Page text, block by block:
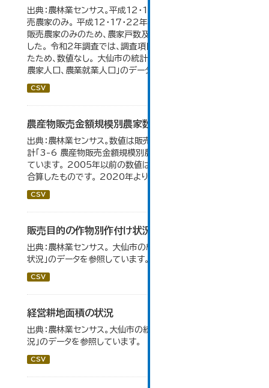
出典：農林業センサス。平成12・17・22・27年数値は、販
売農家のみ。 平成12・17・22年の農業就業人口データが
販売農家のみのため、農家戸数及び人口も販売農家のみと
した。 令和2年調査では、調査項目・集計体系が変更となっ
たため、数値なし。 大仙市の統計「3-2 地域別農家戸数、
農家人口、農業就業人口」のデータを参照しています。
CSV
農産物販売金額規模別農家数
出典：農林業センサス。数値は販売農家のみ。 大仙市の統
計「3-6 農産物販売金額規模別農家数」のデータを参照し
ています。 2005年以前の数値は合併前市町村の数値を
合算したものです。 2020年より集計区分が変更となる。
CSV
販売目的の作物別作付け状況
出典：農林業センサス。 大仙市の統計「3-1 農業経営体の
状況」のデータを参照しています。
CSV
経営耕地面積の状況
出典：農林業センサス。大仙市の統計「3-1 農業経営体の状
況」のデータを参照しています。
CSV